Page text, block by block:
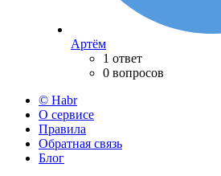
Артём
1 ответ
0 вопросов
© Habr
О сервисе
Правила
Обратная связь
Блог